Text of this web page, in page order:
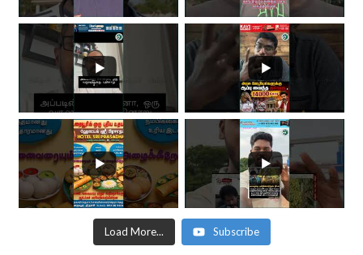
Load More... Subscribe